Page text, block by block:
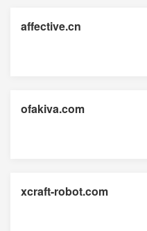
affective.cn
ofakiva.com
xcraft-robot.com